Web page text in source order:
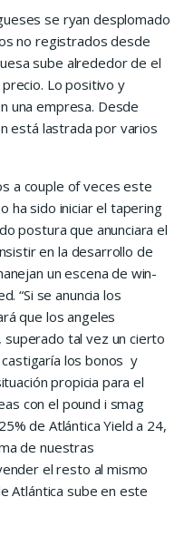
se ryan desplomado
no registrados desde
sube alrededor de el
Lo positivo y
una empresa. Desde
está lastrada por varios
a couple of veces este
ha sido iniciar el tapering
postura que anunciara el
en la desarrollo de
un escena de win-
“Si se anuncia los
que los angeles
tal vez un cierto
los bonos y
propicia para el
con el pound i smag
de Atlántica Yield a 24,
de nuestras
el resto al mismo
Atlántica sube en este